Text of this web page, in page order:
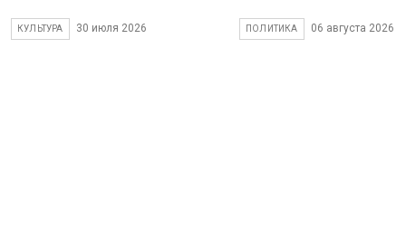
КУЛЬТУРА 30 июля 2026 ПОЛИТИКА 06 августа 2026